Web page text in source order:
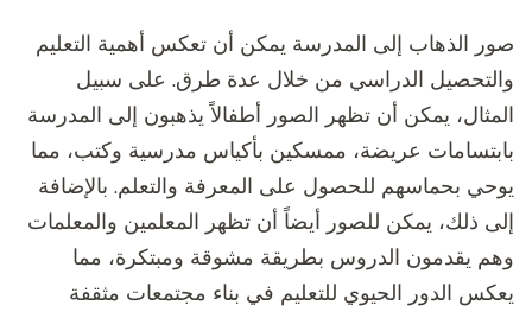
صور الذهاب إلى المدرسة يمكن أن تعكس أهمية التعليم
والتحصيل الدراسي من خلال عدة طرق. على سبيل
المثال، يمكن أن تظهر الصور أطفالاً يذهبون إلى المدرسة
بابتسامات عريضة، ممسكين بأكياس مدرسية وكتب، مما
يوحي بحماسهم للحصول على المعرفة والتعلم. بالإضافة
إلى ذلك، يمكن للصور أيضاً أن تظهر المعلمين والمعلمات
وهم يقدمون الدروس بطريقة مشوقة ومبتكرة، مما
يعكس الدور الحيوي للتعليم في بناء مجتمعات مثقفة